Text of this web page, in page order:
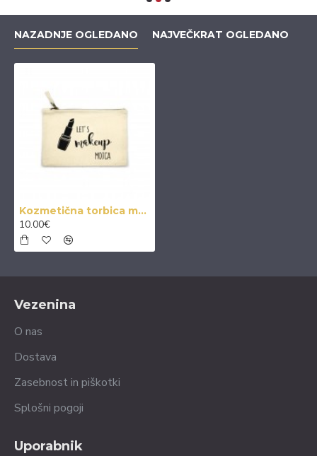
NAZADNJE OGLEDANO NAJVEČKRAT OGLEDANO
Kozmetična torbica makeup
10.00€
Vezenina
O nas
Dostava
Zasebnost in piškotki
Splošni pogoji
Uporabnik